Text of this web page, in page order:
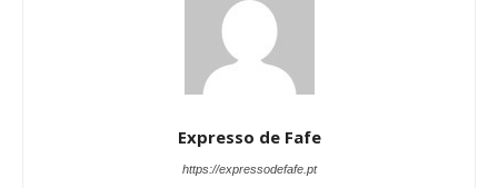
Expresso de Fafe
https://expressodefafe.pt